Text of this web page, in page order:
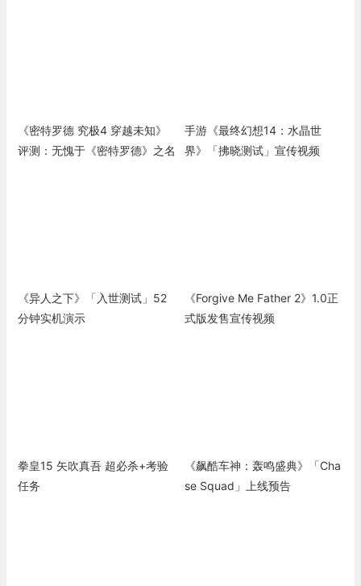
《密特罗德 究极4 穿越未知》
评测：无愧于《密特罗德》之名
手游《最终幻想14：水晶世
界》「拂晓测试」宣传视频
《异人之下》「入世测试」52
分钟实机演示
《Forgive Me Father 2》1.0正
式版发售宣传视频
拳皇15 矢吹真吾 超必杀+考验
任务
《飙酷车神：轰鸣盛典》「Cha
se Squad」上线预告